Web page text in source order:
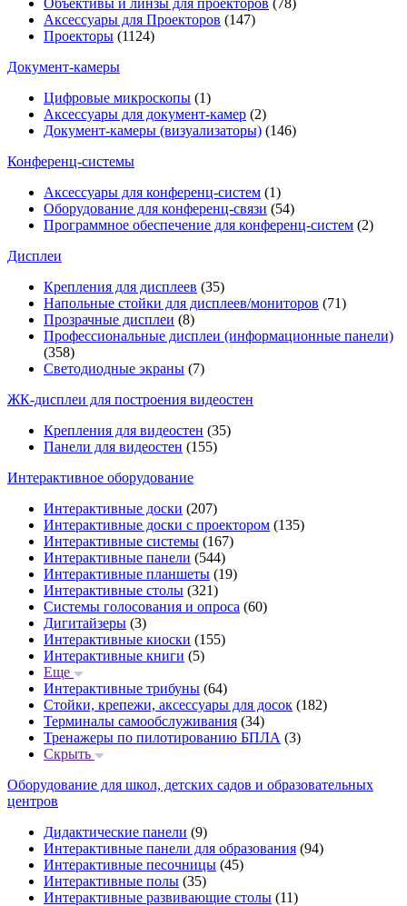
Объективы и линзы для проекторов (78)
Аксессуары для Проекторов (147)
Проекторы (1124)
Документ-камеры
Цифровые микроскопы (1)
Аксессуары для документ-камер (2)
Документ-камеры (визуализаторы) (146)
Конференц-системы
Аксессуары для конференц-систем (1)
Оборудование для конференц-связи (54)
Программное обеспечение для конференц-систем (2)
Дисплеи
Крепления для дисплеев (35)
Напольные стойки для дисплеев/мониторов (71)
Прозрачные дисплеи (8)
Профессиональные дисплеи (информационные панели)
(358)
Светодиодные экраны (7)
ЖК-дисплеи для построения видеостен
Крепления для видеостен (35)
Панели для видеостен (155)
Интерактивное оборудование
Интерактивные доски (207)
Интерактивные доски с проектором (135)
Интерактивные системы (167)
Интерактивные панели (544)
Интерактивные планшеты (19)
Интерактивные столы (321)
Системы голосования и опроса (60)
Дигитайзеры (3)
Интерактивные киоски (155)
Интерактивные книги (5)
Еще
Интерактивные трибуны (64)
Стойки, крепежи, аксессуары для досок (182)
Терминалы самообслуживания (34)
Тренажеры по пилотированию БПЛА (3)
Скрыть
Оборудование для школ, детских садов и образовательных
центров
Дидактические панели (9)
Интерактивные панели для образования (94)
Интерактивные песочницы (45)
Интерактивные полы (35)
Интерактивные развивающие столы (11)